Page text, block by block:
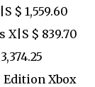
$ 1,559.60
X|S $ 839.70
Edition Xbox